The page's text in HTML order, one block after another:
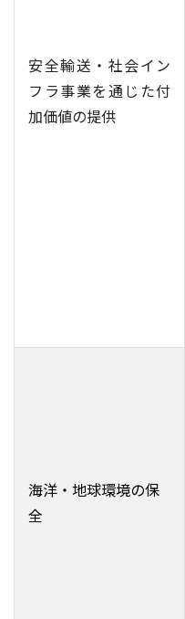
安全輸送・社会イン
フラ事業を通じた付
加価値の提供
海洋・地球環境の保
全